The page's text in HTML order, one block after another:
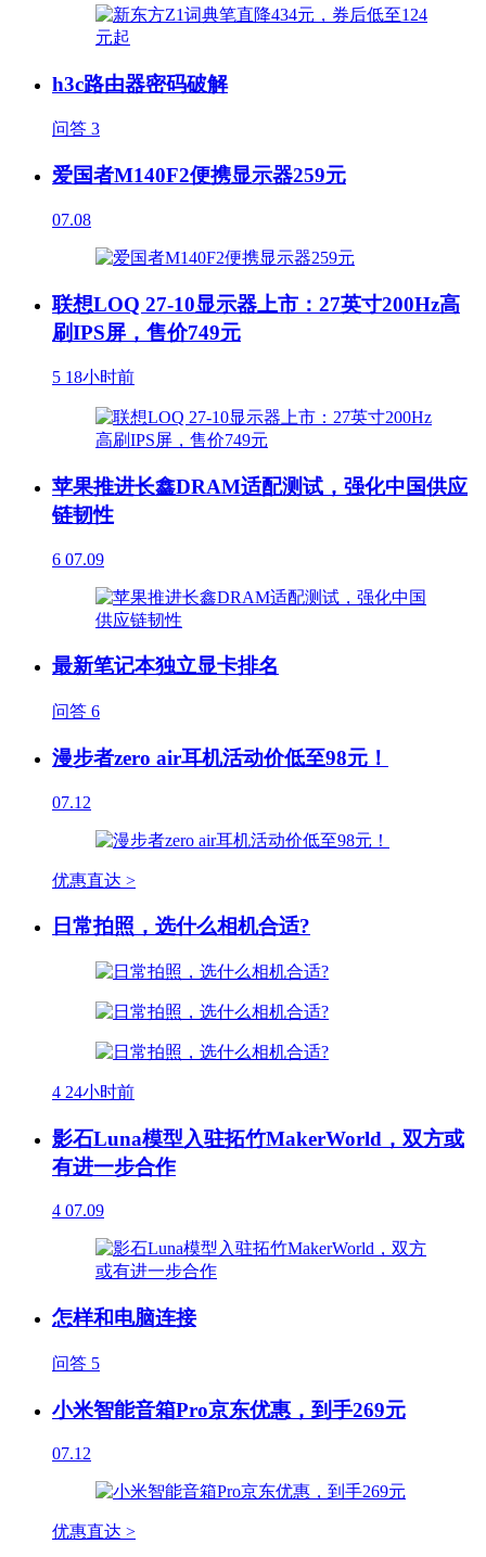
h3c路由器密码破解
问答 3
爱国者M140F2便携显示器259元
07.08
联想LOQ 27-10显示器上市：27英寸200Hz高
刷IPS屏，售价749元
5 18小时前
苹果推进长鑫DRAM适配测试，强化中国供应
链韧性
6 07.09
最新笔记本独立显卡排名
问答 6
漫步者zero air耳机活动价低至98元！
07.12
优惠直达 >
日常拍照，选什么相机合适?
4 24小时前
影石Luna模型入驻拓竹MakerWorld，双方或
有进一步合作
4 07.09
怎样和电脑连接
问答 5
小米智能音箱Pro京东优惠，到手269元
07.12
优惠直达 >